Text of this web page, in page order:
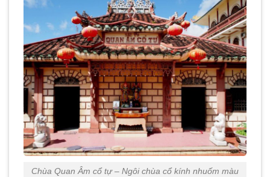
Chùa Quan Âm cổ tự – Ngôi chùa cổ kính nhuốm màu